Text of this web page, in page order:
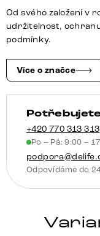
2
černá
3D
panel
Od svého založení v
udržitelnost,
podmínky.
Více o značce
+420 770 313 313
Po – Pá: 9:00 –
Odpovídáme do